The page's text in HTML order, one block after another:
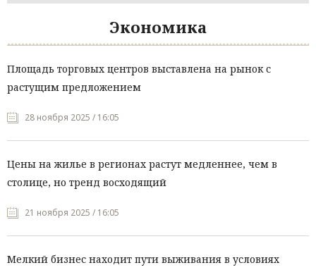
Экономика
Площадь торговых центров выставлена на рынок с
растущим предложением
28 ноября 2025 / 16:05
Цены на жилье в регионах растут медленнее, чем в
столице, но тренд восходящий
21 ноября 2025 / 16:05
Мелкий бизнес находит пути выживания в условиях